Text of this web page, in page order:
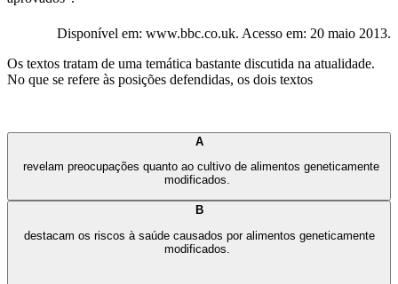
Disponível em: www.bbc.co.uk. Acesso em: 20 maio 2013.
Os textos tratam de uma temática bastante discutida na atualidade.
No que se refere às posições defendidas, os dois textos
A
revelam preocupações quanto ao cultivo de alimentos geneticamente
modificados.
B
destacam os riscos à saúde causados por alimentos geneticamente
modificados.